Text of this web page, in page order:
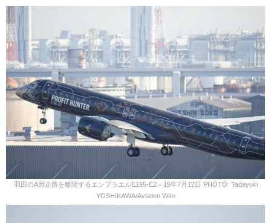
羽田のA滑走路を離陸するエンブラエルE195-E2＝19年7月17日 PHOTO: Tadayuki
YOSHIKAWA/Aviation Wire